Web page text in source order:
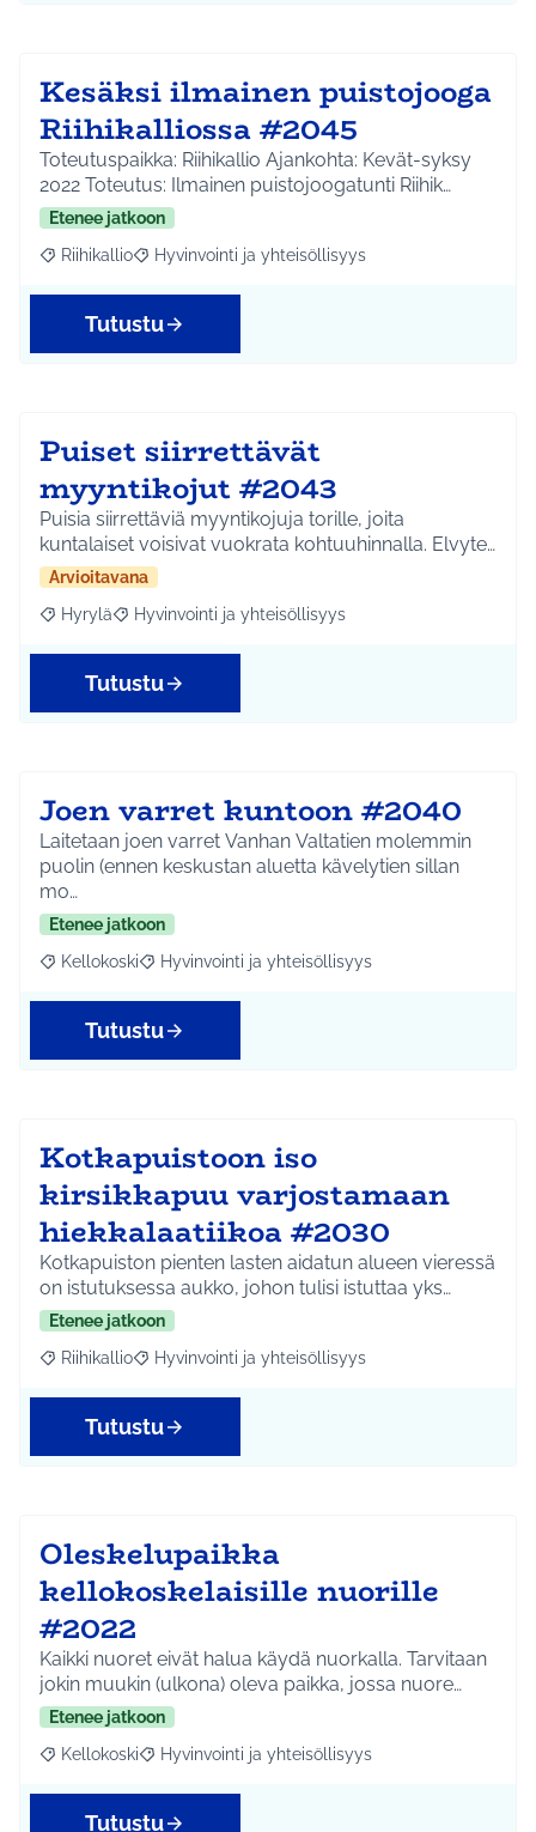
Kesäksi ilmainen puistojooga
Riihikalliossa #2045
Toteutuspaikka: Riihikallio Ajankohta: Kevät-syksy
2022 Toteutus: Ilmainen puistojoogatunti Riihik…
Etenee jatkoon
Rajaa tulokset aihepiirin mukaan: Riihikallio
Riihikallio Rajaa tulokset teeman mukaan: Hyvinvointi ja
Hyvinvointi ja yhteisöllisyys
Tutustu
Puiset siirrettävät
myyntikojut #2043
Puisia siirrettäviä myyntikojuja torille, joita
kuntalaiset voisivat vuokrata kohtuuhinnalla. Elvyte…
Arvioitavana
Rajaa tulokset aihepiirin mukaan: Hyrylä
Hyrylä Rajaa tulokset teeman mukaan: Hyvinvointi ja
Hyvinvointi ja yhteisöllisyys
Tutustu
Joen varret kuntoon #2040
Laitetaan joen varret Vanhan Valtatien molemmin
puolin (ennen keskustan aluetta kävelytien sillan
mo…
Etenee jatkoon
Rajaa tulokset aihepiirin mukaan: Kellokoski
Kellokoski Rajaa tulokset teeman mukaan: Hyvinvointi ja
Hyvinvointi ja yhteisöllisyys
Tutustu
Kotkapuistoon iso
kirsikkapuu varjostamaan
hiekkalaatiikoa #2030
Kotkapuiston pienten lasten aidatun alueen vieressä
on istutuksessa aukko, johon tulisi istuttaa yks…
Etenee jatkoon
Rajaa tulokset aihepiirin mukaan: Riihikallio
Riihikallio Rajaa tulokset teeman mukaan: Hyvinvointi ja
Hyvinvointi ja yhteisöllisyys
Tutustu
Oleskelupaikka
kellokoskelaisille nuorille
#2022
Kaikki nuoret eivät halua käydä nuorkalla. Tarvitaan
jokin muukin (ulkona) oleva paikka, jossa nuore…
Etenee jatkoon
Rajaa tulokset aihepiirin mukaan: Kellokoski
Kellokoski Rajaa tulokset teeman mukaan: Hyvinvointi ja
Hyvinvointi ja yhteisöllisyys
Tutustu